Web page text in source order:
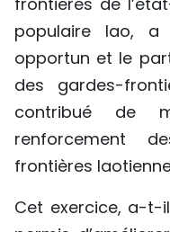
populaire lao, a
opportun et le
des gardes-
contribué de
renforcement
frontières
Cet exercice, a-t-